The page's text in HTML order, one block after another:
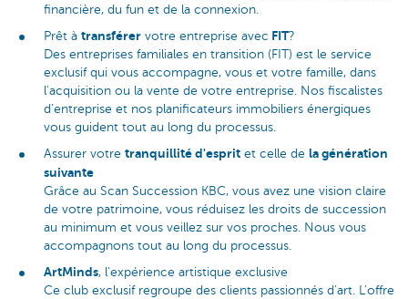
financière, du fun et de la connexion.
Prêt à transférer votre entreprise avec FIT?
Des entreprises familiales en transition (FIT) est le service
exclusif qui vous accompagne, vous et votre famille, dans
l'acquisition ou la vente de votre entreprise. Nos fiscalistes
d’entreprise et nos planificateurs immobiliers énergiques
vous guident tout au long du processus.
Assurer votre tranquillité d'esprit et celle de la génération
suivante
Grâce au Scan Succession KBC, vous avez une vision claire
de votre patrimoine, vous réduisez les droits de succession
au minimum et vous veillez sur vos proches. Nous vous
accompagnons tout au long du processus.
ArtMinds, l'expérience artistique exclusive
Ce club exclusif regroupe des clients passionnés d'art. L'offre